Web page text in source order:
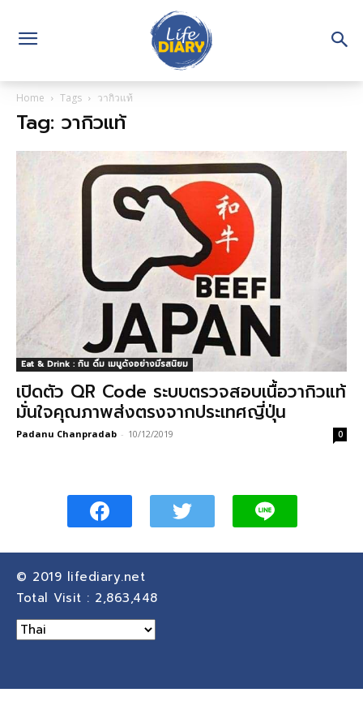
Home Tags วากิวแท้
Tag: วากิวแท้
Eat & Drink : กิน ดื่ม เมนูดังอย่างมีรสนิยม
เปิดตัว QR Code ระบบตรวจสอบเนื้อวากิวแท้
มั่นใจคุณภาพส่งตรงจากประเทศญี่ปุ่น
Padanu Chanpradab - 10/12/2019 0
© 2019 lifediary.net
Total Visit : 2,863,448